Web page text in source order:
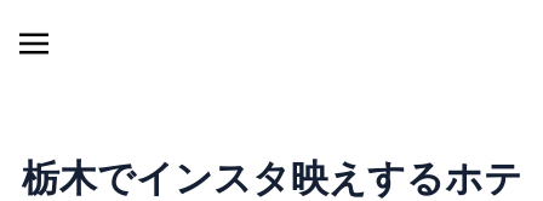
栃木でインスタ映えするホテ